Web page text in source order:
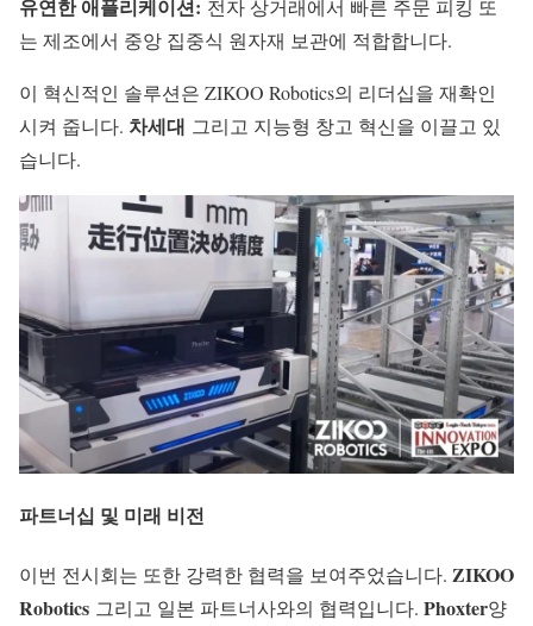
유연한 애플리케이션: 전자 상거래에서 빠른 주문 피킹 또
는 제조에서 중앙 집중식 원자재 보관에 적합합니다.
이 혁신적인 솔루션은 ZIKOO Robotics의 리더십을 재확인
시켜 줍니다. 차세대 그리고 지능형 창고 혁신을 이끌고 있
습니다.
파트너십 및 미래 비전
이번 전시회는 또한 강력한 협력을 보여주었습니다. ZIKOO
Robotics 그리고 일본 파트너사와의 협력입니다. Phoxter양